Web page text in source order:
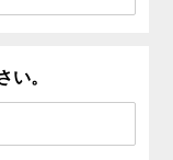
い。